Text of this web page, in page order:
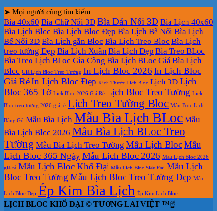
➤ Mọi người cũng tìm kiếm
Bìa 40x60 Bìa Chữ Nổi 3D Bìa Dán Nổi 3D Bìa Lịch 40x60
Bìa Lịch Bloc Bìa Lịch Bloc Đẹp Bìa Lịch Bế Nổi Bìa Lịch
Bế Nổi 3D Bìa Lịch gắn Bloc Bìa Lịch Treo Bloc Bìa Lịch
treo tường Đẹp Bìa Lịch Xuân Bìa Lịch Đẹp Bìa Treo BLoc
Bìa Treo Lịch BLoc Gia Công Bìa Lịch BLoc Giá Bìa Lịch
Bloc Giá Lịch Bloc Treo Tường In Lịch Bloc 2026 In Lịch Bloc
Giá RẻIn Lịch Bloc Đẹp Kích Thước Lịch Bloc Lịch 3D Lịch
Bloc 365 Tờ Lịch Bloc 2026 Giá Rẻ Lịch Bloc Treo Tường Lịch
Bloc treo tường 2026 giá rẻ Lịch Treo Tường Bloc Mẫu Bloc Lịch
Bằng Gỗ Mẫu Bìa Lịch Mẫu Bìa Lịch BLoc Mẫu
Bìa Lịch Bloc 2026 Mẫu Bìa Lịch BLoc Treo
Tường Mẫu Bìa Lịch Treo Tường Mẫu Lịch BlocMẫu
Lịch Bloc 365 NgàyMẫu Lịch Bloc 2026 Mẫu Lịch Bloc 2026
giá rẻ Mẫu Lịch Bloc Khổ Đại Mẫu Lịch Bloc Siêu Đại Mẫu Lịch
Bloc Treo Tường Mẫu Lịch Bloc Treo Tường Đẹp Mẫu
Lịch Bloc Đẹp Ép Kim Bìa Lịch Ép Kim Lịch Bloc
LỊCH BLOC KHỔ ĐẠI © TƯƠNG LAI VIỆT ™☝️